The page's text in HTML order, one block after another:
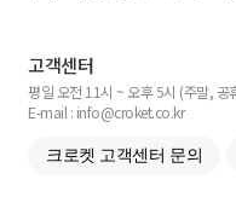
고객센터
평일 오전 11시 ~ 오후 5시 (주말, 공
E-mail : info@croket.co.kr
크로켓 고객센터 문의